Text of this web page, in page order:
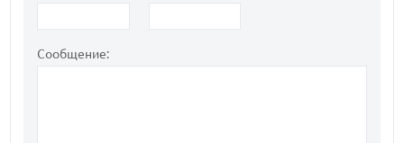
Сообщение: